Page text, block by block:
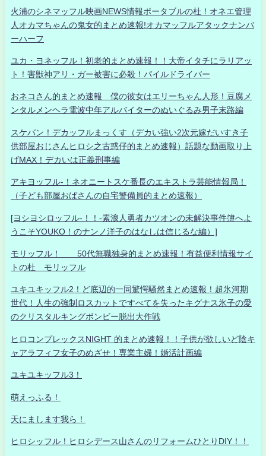
火浦のシネマッフル映画NEWS情報ポータブルの杜！オネエ管理
人オカマちゃんの鬼女的まとめ速報!オカマッフルアタックナンバ
ーハーフ
ユカ・ヨネッフル！初老的まとめ速報！！大帝イタチにラリアッ
ト！害獣神アリ・ガー被害に必殺！パイルドライバー
おネコさん的まとめ速報 僕の彼女はエリーちゃん人形！豆腐メ
ンタルメンヘラ電波中年アルバイターのぬいぐるみ男子末路編
スケバン！デカッフルまっくす（デカい強い2次元嫁だいすき子
供部屋おじさんヒロシ之古惑仔的まとめ速報）話題な動画取り上
げMAX！デカいは正義刑事編
アキヨッフル-！ネオニートスケ番長のエキストラ芸能情報局！
（子ども部屋おばさんの自宅警備員的まとめ速報）
[ヨシヨシロッフル-！！-素浪人勇者カツオンの未解決事件簿へよ
うこそYOUKO！のナンノ洋子のはなしは信じるな編）]
モリッフル！ 50代無職独身的まとめ速報！有益便利情報サイ
トの杜 モリッフル
ユキユキッフル2！ど底辺的一同驚愕騒然まとめ速報！超氷河期
世代！人生の強制ロスカットですべてを失ったキグナス氷子の愛
のクリスタルキングボンビー脱出大作戦
ヒロコンプレックスNIGHT 的まとめ速報！！子供が欲しいど陰キ
ャアラフィフ女子のめざせ！専業主婦！婚活計画編
ユキユキッフル3！
萌えっふる！
天にまします我ら！
ヒロシッフル！ヒロシデース山さんのリフォームひとりDIY！！